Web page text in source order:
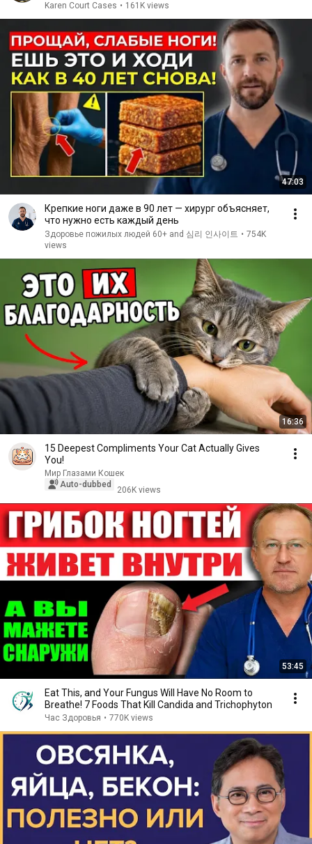
Karen Court Cases • 161K views
47:03
Крепкие ноги даже в 90 лет — хирург объясняет,
что нужно есть каждый день
Здоровье пожилых людей 60+ and 심리 인사이트 • 754K
views
16:36
15 Deepest Compliments Your Cat Actually Gives
You!
Мир Глазами Кошек
Auto-dubbed
206K views
53:45
Eat This, and Your Fungus Will Have No Room to
Breathe! 7 Foods That Kill Candida and Trichophyton
Час Здоровья • 770K views